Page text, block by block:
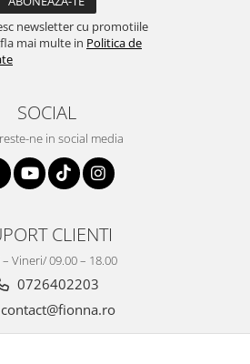
newsletter cu promotiile
mai multe in Politica de
SOCIAL
ne in social media
CLIENTI
Vineri/ 09.00 – 18.00
0726402203
contact@fionna.ro